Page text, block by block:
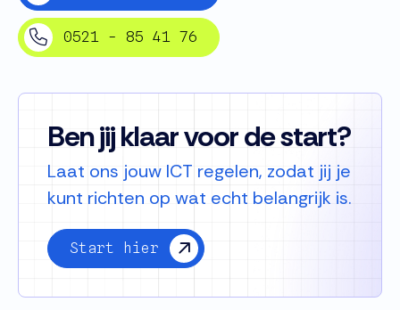
0521 - 85 41 76
Ben jij klaar voor de start?
Laat ons jouw ICT regelen, zodat jij je
kunt richten op wat echt belangrijk is.
Start hier